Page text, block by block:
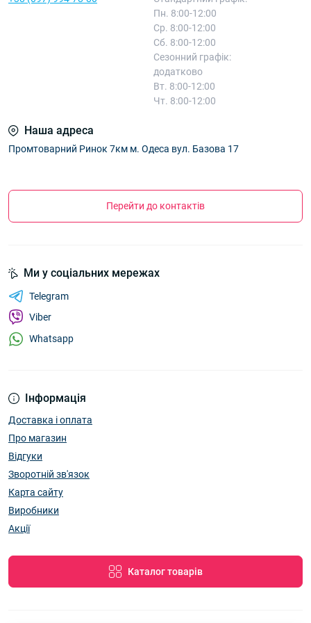
Пн. 8:00-12:00
Ср. 8:00-12:00
Сб. 8:00-12:00
Сезонний графік:
додатково
Вт. 8:00-12:00
Чт. 8:00-12:00
Наша адреса
Промтоварний Ринок 7км м. Одеса вул. Базова 17
Перейти до контактів
Інформація
Доставка і оплата
Про магазин
Відгуки
Зворотній зв'язок
Карта сайту
Виробники
Акції
Каталог товарів
Ми у соціальних мережах
Telegram
Viber
Whatsapp